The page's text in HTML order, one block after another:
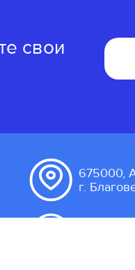
свои
675000,
г.